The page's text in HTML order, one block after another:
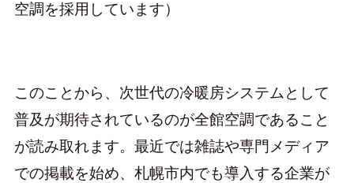
空調を採用しています）
このことから、次世代の冷暖房システムとして
普及が期待されているのが全館空調であること
が読み取れます。最近では雑誌や専門メディア
での掲載を始め、札幌市内でも導入する企業が